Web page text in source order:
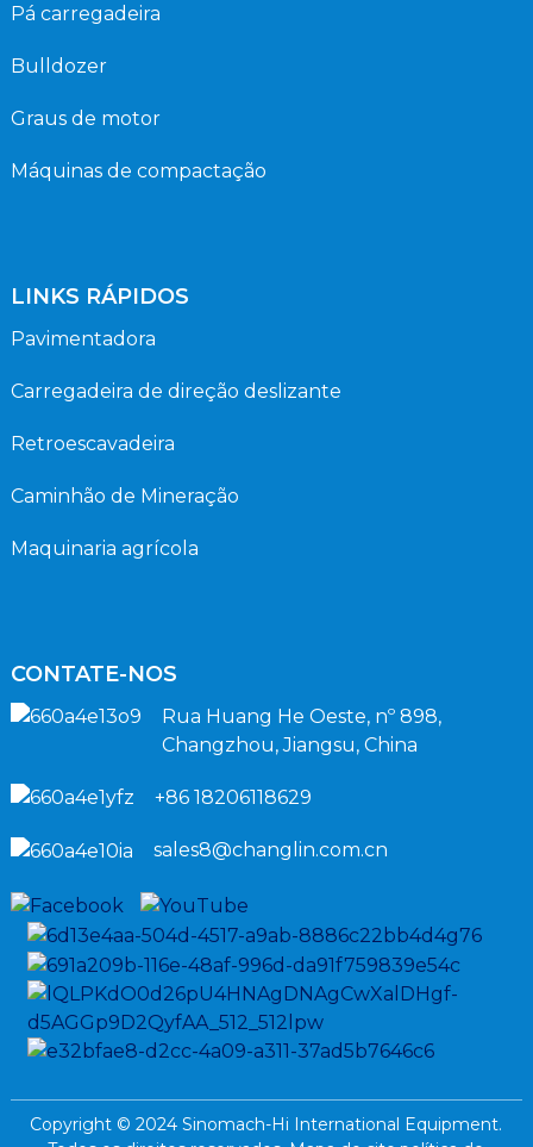
Pá carregadeira
Bulldozer
Graus de motor
Máquinas de compactação
LINKS RÁPIDOS
Pavimentadora
Carregadeira de direção deslizante
Retroescavadeira
Caminhão de Mineração
Maquinaria agrícola
CONTATE-NOS
Rua Huang He Oeste, nº 898,
Changzhou, Jiangsu, China
+86 18206118629
sales8@changlin.com.cn
Copyright © 2024 Sinomach-Hi International Equipment.